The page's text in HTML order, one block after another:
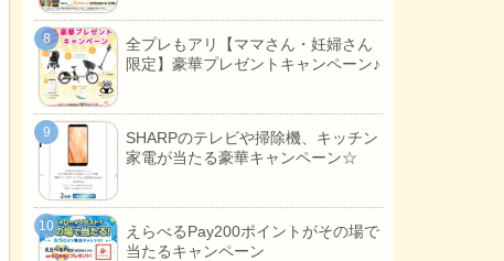
全プレもアリ【ママさん・妊婦さん
限定】豪華プレゼントキャンペーン♪
SHARPのテレビや掃除機、キッチン
家電が当たる豪華キャンペーン☆
えらべるPay200ポイントがその場で
当たるキャンペーン